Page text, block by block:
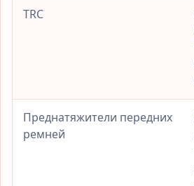
TRC
Преднатяжители передних
ремней